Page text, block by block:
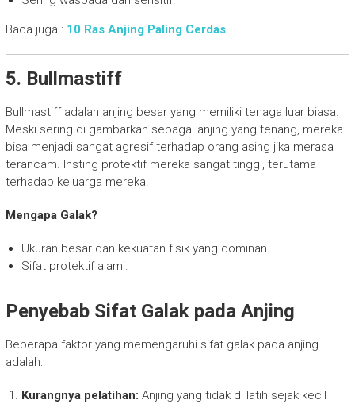
Baca juga : 10 Ras Anjing Paling Cerdas
5. Bullmastiff
Bullmastiff adalah anjing besar yang memiliki tenaga luar biasa.
Meski sering di gambarkan sebagai anjing yang tenang, mereka
bisa menjadi sangat agresif terhadap orang asing jika merasa
terancam. Insting protektif mereka sangat tinggi, terutama
terhadap keluarga mereka.
Mengapa Galak?
Ukuran besar dan kekuatan fisik yang dominan.
Sifat protektif alami.
Penyebab Sifat Galak pada Anjing
Beberapa faktor yang memengaruhi sifat galak pada anjing
adalah:
Kurangnya pelatihan: Anjing yang tidak di latih sejak kecil